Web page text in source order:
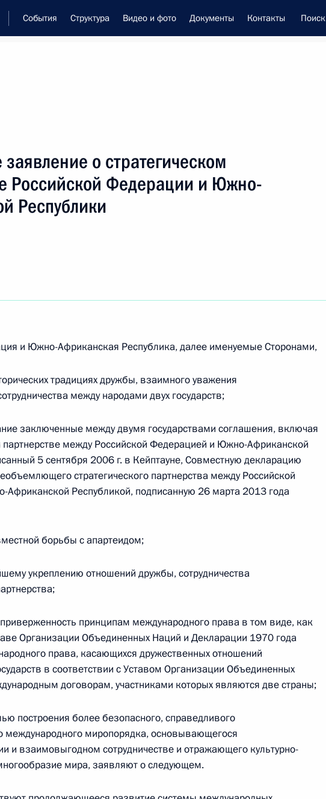
События Структура Видео и фото Документы Контакты Поиск
Министерства обороны
Александром Шуваевым
5 августа 2026 года, 16:40
о стратегическом
Российской Федерации и Южно-
Республики
и Южно-Африканская Республика, далее именуемые Сторонами,
традициях дружбы, взаимного уважения
между народами двух государств;
заключенные между двумя государствами соглашения, включая
между Российской Федерацией и Южно-Африканской
5 сентября 2006 г. в Кейптауне, Совместную декларацию
стратегического партнерства между Российской
Республикой, подписанную 26 марта 2013 года
борьбы с апартеидом;
укреплению отношений дружбы, сотрудничества
принципам международного права в том виде, как
Организации Объединенных Наций и Декларации 1970 года
права, касающихся дружественных отношений
в соответствии с Уставом Организации Объединенных
договорам, участниками которых являются две страны;
построения более безопасного, справедливого
международного миропорядка, основывающегося
и взаимовыгодном сотрудничестве и отражающего культурно-
мира, заявляют о следующем.